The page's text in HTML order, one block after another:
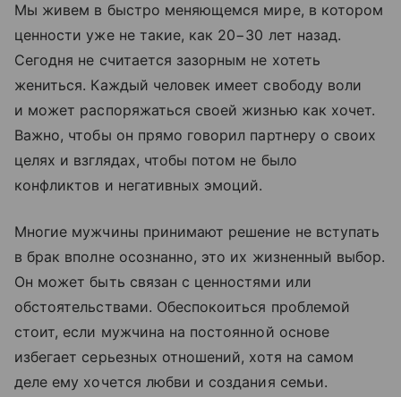
Мы живем в быстро меняющемся мире, в котором
ценности уже не такие, как 20−30 лет назад.
Сегодня не считается зазорным не хотеть
жениться. Каждый человек имеет свободу воли
и может распоряжаться своей жизнью как хочет.
Важно, чтобы он прямо говорил партнеру о своих
целях и взглядах, чтобы потом не было
конфликтов и негативных эмоций.
Многие мужчины принимают решение не вступать
в брак вполне осознанно, это их жизненный выбор.
Он может быть связан с ценностями или
обстоятельствами. Обеспокоиться проблемой
стоит, если мужчина на постоянной основе
избегает серьезных отношений, хотя на самом
деле ему хочется любви и создания семьи.